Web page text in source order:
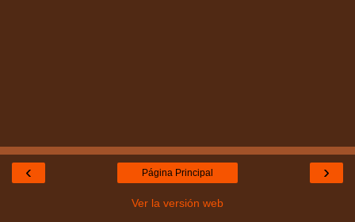
‹ ›
Página Principal
Ver la versión web